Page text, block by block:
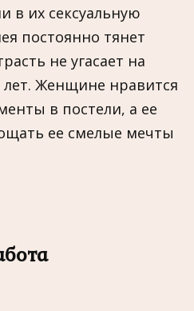
в их сексуальную
постоянно тянет
не угасает на
Женщине нравится
в постели, а ее
ее смелые мечты